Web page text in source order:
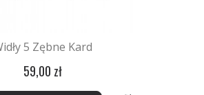
5 Zębne Kard
59,00 zł